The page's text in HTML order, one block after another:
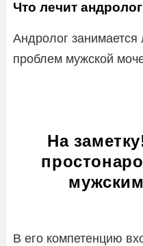
Что лечит андролог
Андролог
проблем мужской
На
В его компетенцию